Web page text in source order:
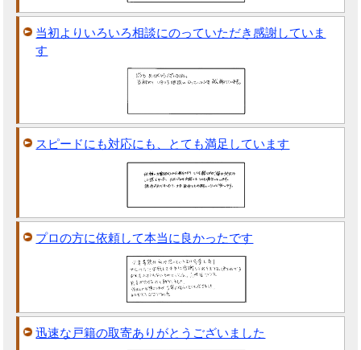
当初よりいろいろ相談にのっていただき感謝していま
す
スピードにも対応にも、とても満足しています
プロの方に依頼して本当に良かったです
迅速な戸籍の取寄ありがとうございました